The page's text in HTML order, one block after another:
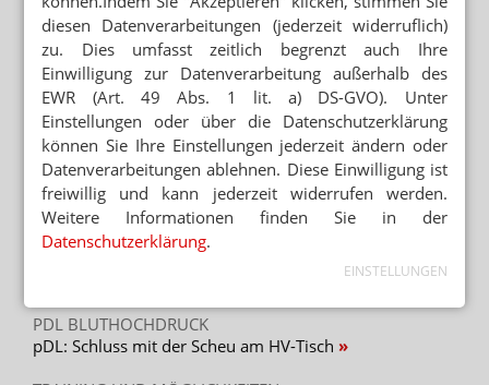
diesen Datenverarbeitungen (jederzeit widerruflich)
zu. Dies umfasst zeitlich begrenzt auch Ihre
Einwilligung zur Datenverarbeitung außerhalb des
EWR (Art. 49 Abs. 1 lit. a) DS-GVO). Unter
Einstellungen oder über die Datenschutzerklärung
können Sie Ihre Einstellungen jederzeit ändern oder
Datenverarbeitungen ablehnen. Diese Einwilligung ist
freiwillig und kann jederzeit widerrufen werden.
Weitere Informationen finden Sie in der
Datenschutzerklärung.
EINSTELLUNGEN
ANALGETIKA
Fresh-up: Kopfschmerzen
ARZNEIMITTELRISIKEN
Bild: 3000 Aspirin-Tote jährlich
Mehr zum Thema
GEZIELTER SONNENBRAND
PDL BLUTHOCHDRUCK
pDL: Schluss mit der Scheu am HV-Tisch